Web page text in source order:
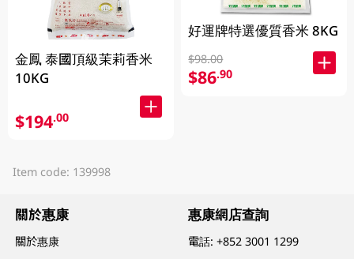
金鳳 泰國頂級茉莉香米
10KG
$194.00
好運牌特選優質香米 8KG
$98.00
$86.90
Item code: 139998
關於惠康
關於惠康
惠康網店查詢
電話:+852 3001 1299